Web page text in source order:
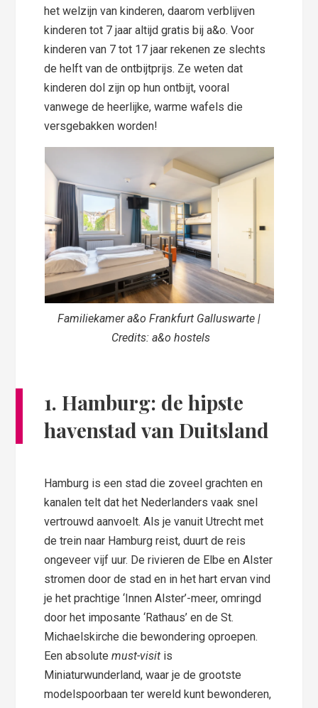
het welzijn van kinderen, daarom verblijven
kinderen tot 7 jaar altijd gratis bij a&o. Voor
kinderen van 7 tot 17 jaar rekenen ze slechts
de helft van de ontbijtprijs. Ze weten dat
kinderen dol zijn op hun ontbijt, vooral
vanwege de heerlijke, warme wafels die
versgebakken worden!
Familiekamer a&o Frankfurt Galluswarte |
Credits: a&o hostels
1. Hamburg: de hipste
havenstad van Duitsland
Hamburg is een stad die zoveel grachten en
kanalen telt dat het Nederlanders vaak snel
vertrouwd aanvoelt. Als je vanuit Utrecht met
de trein naar Hamburg reist, duurt de reis
ongeveer vijf uur. De rivieren de Elbe en Alster
stromen door de stad en in het hart ervan vind
je het prachtige ‘Innen Alster’-meer, omringd
door het imposante ‘Rathaus’ en de St.
Michaelskirche die bewondering oproepen.
Een absolutemust-visit is
Miniaturwunderland, waar je de grootste
modelspoorbaan ter wereld kunt bewonderen,